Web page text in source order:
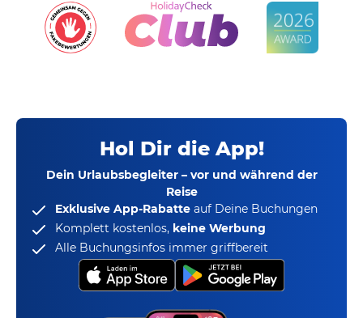
Hol Dir die App!
Dein Urlaubsbegleiter – vor und während der
Reise
Exklusive App-Rabatte auf Deine Buchungen
Komplett kostenlos, keine Werbung
Alle Buchungsinfos immer griffbereit